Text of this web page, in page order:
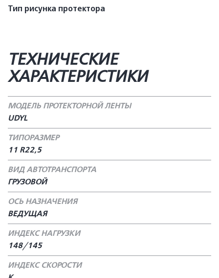
Тип рисунка протектора
ТЕХНИЧЕСКИЕ
ХАРАКТЕРИСТИКИ
МОДЕЛЬ ПРОТЕКТОРНОЙ ЛЕНТЫ
UDYL
ТИПОРАЗМЕР
11 R22,5
ВИД АВТОТРАНСПОРТА
ГРУЗОВОЙ
ОСЬ НАЗНАЧЕНИЯ
ВЕДУЩАЯ
ИНДЕКС НАГРУЗКИ
148/145
ИНДЕКС СКОРОСТИ